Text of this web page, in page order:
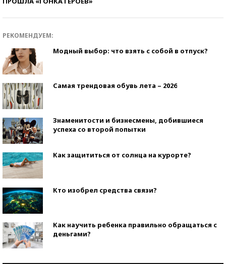
РЕКОМЕНДУЕМ:
Модный выбор: что взять с собой в отпуск?
Самая трендовая обувь лета – 2026
Знаменитости и бизнесмены, добившиеся
успеха со второй попытки
Как защититься от солнца на курорте?
Кто изобрел средства связи?
Как научить ребенка правильно обращаться с
деньгами?